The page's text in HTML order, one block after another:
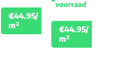
€49.95
€44.95/
m²
€49.95
voorraad
€44.95/
m²